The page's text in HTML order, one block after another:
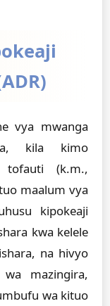
vya mwanga
kila kimo
tofauti (k.m.,
maalum vya
kipokeaji
kwa kelele
na hivyo
mazingira,
wa kituo